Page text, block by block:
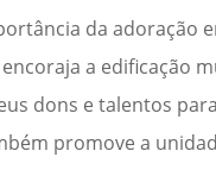
da
a edificação
dons e talentos
promove a